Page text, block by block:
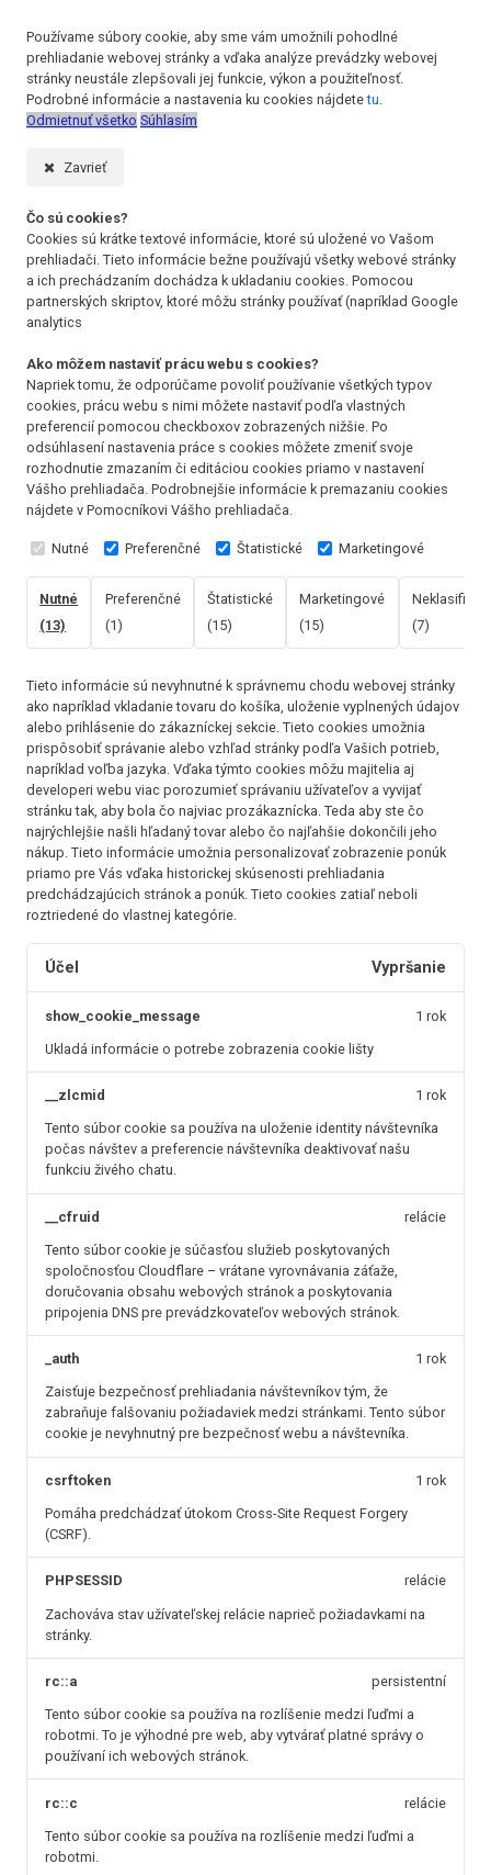
Používame súbory cookie, aby sme vám umožnili pohodlné
prehliadanie webovej stránky a vďaka analýze prevádzky webovej
stránky neustále zlepšovali jej funkcie, výkon a použiteľnosť.
Podrobné informácie a nastavenia ku cookies nájdetetu.
Odmietnuť všetko Súhlasím
Zavrieť
Čo sú cookies?
Cookies sú krátke textové informácie, ktoré sú uložené vo Vašom
prehliadači. Tieto informácie bežne používajú všetky webové stránky
a ich prechádzaním dochádza k ukladaniu cookies. Pomocou
partnerských skriptov, ktoré môžu stránky používať (napríklad Google
analytics
Ako môžem nastaviť prácu webu s cookies?
Napriek tomu, že odporúčame povoliť používanie všetkých typov
cookies, prácu webu s nimi môžete nastaviť podľa vlastných
preferencií pomocou checkboxov zobrazených nižšie. Po
odsúhlasení nastavenia práce s cookies môžete zmeniť svoje
rozhodnutie zmazaním či editáciou cookies priamo v nastavení
Vášho prehliadača. Podrobnejšie informácie k premazaniu cookies
nájdete v Pomocníkovi Vášho prehliadača.
Nutné Preferenčné Štatistické Marketingové
Nutné
(13)
Preferenčné
(1)
Štatistické
(15)
Marketingové
(15)
(7)
Tieto informácie sú nevyhnutné k správnemu chodu webovej stránky
ako napríklad vkladanie tovaru do košíka, uloženie vyplnených údajov
alebo prihlásenie do zákazníckej sekcie. Tieto cookies umožnia
prispôsobiť správanie alebo vzhľad stránky podľa Vašich potrieb,
napríklad voľba jazyka. Vďaka týmto cookies môžu majitelia aj
developeri webu viac porozumieť správaniu užívateľov a vyvijať
stránku tak, aby bola čo najviac prozákaznícka. Teda aby ste čo
najrýchlejšie našli hľadaný tovar alebo čo najľahšie dokončili jeho
nákup. Tieto informácie umožnia personalizovať zobrazenie ponúk
priamo pre Vás vďaka historickej skúsenosti prehliadania
predchádzajúcich stránok a ponúk. Tieto cookies zatiaľ neboli
roztriedené do vlastnej kategórie.
Účel Vypršanie
show_cookie_message
Ukladá informácie o potrebe zobrazenia cookie lišty
1 rok
__zlcmid
Tento súbor cookie sa používa na uloženie identity návštevníka
počas návštev a preferencie návštevníka deaktivovať našu
funkciu živého chatu.
1 rok
__cfruid
Tento súbor cookie je súčasťou služieb poskytovaných
spoločnosťou Cloudflare – vrátane vyrovnávania záťaže,
doručovania obsahu webových stránok a poskytovania
pripojenia DNS pre prevádzkovateľov webových stránok.
relácie
_auth
Zaisťuje bezpečnosť prehliadania návštevníkov tým, že
zabraňuje falšovaniu požiadaviek medzi stránkami. Tento súbor
cookie je nevyhnutný pre bezpečnosť webu a návštevníka.
1 rok
csrftoken
Pomáha predchádzať útokom Cross-Site Request Forgery
(CSRF).
1 rok
PHPSESSID
Zachováva stav užívateľskej relácie naprieč požiadavkami na
stránky.
relácie
rc::a
Tento súbor cookie sa používa na rozlíšenie medzi ľuďmi a
robotmi. To je výhodné pre web, aby vytvárať platné správy o
používaní ich webových stránok.
persistentní
rc::c
Tento súbor cookie sa používa na rozlíšenie medzi ľuďmi a
robotmi.
relácie